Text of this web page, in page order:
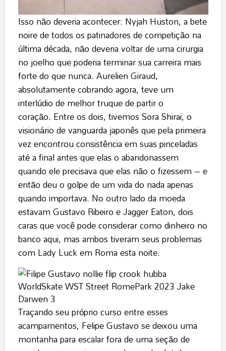
Isso não deveria acontecer: Nyjah Huston, a bete
noire de todos os patinadores de competição na
última década, não deveria voltar de uma cirurgia
no joelho que poderia terminar sua carreira mais
forte do que nunca. Aurelien Giraud,
absolutamente cobrando agora, teve um
interlúdio de melhor truque de partir o
coração. Entre os dois, tivemos Sora Shirai, o
visionário de vanguarda japonês que pela primeira
vez encontrou consistência em suas pinceladas
até a final antes que elas o abandonassem
quando ele precisava que elas não o fizessem – e
então deu o golpe de um vida do nada apenas
quando importava. No outro lado da moeda
estavam Gustavo Ribeiro e Jagger Eaton, dois
caras que você pode considerar como dinheiro no
banco aqui, mas ambos tiveram seus problemas
com Lady Luck em Roma esta noite.
Traçando seu próprio curso entre esses
acampamentos, Felipe Gustavo se deixou uma
montanha para escalar fora de uma seção de